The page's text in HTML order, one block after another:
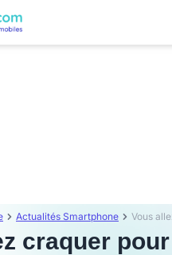
Actualités Smartphone
craquer